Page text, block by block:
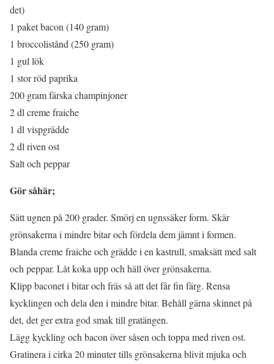
det)
1 paket bacon (140 gram)
1 broccolistånd (250 gram)
1 gul lök
1 stor röd paprika
200 gram färska champinjoner
2 dl creme fraiche
1 dl vispgrädde
2 dl riven ost
Salt och peppar
Gör såhär;
Sätt ugnen på 200 grader. Smörj en ugnssäker form. Skär
grönsakerna i mindre bitar och fördela dem jämnt i formen.
Blanda creme fraiche och grädde i en kastrull, smaksätt med salt
och peppar. Låt koka upp och häll över grönsakerna.
Klipp baconet i bitar och fräs så att det får fin färg. Rensa
kycklingen och dela den i mindre bitar. Behåll gärna skinnet på
det, det ger extra god smak till gratängen.
Lägg kyckling och bacon över såsen och toppa med riven ost.
Gratinera i cirka 20 minuter tills grönsakerna blivit mjuka och